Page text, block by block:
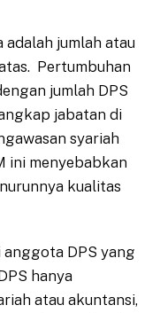
jumlah atau
Pertumbuhan
jumlah DPS
jabatan di
syariah
ini menyebabkan
kualitas
DPS yang
hanya
atau akuntansi,